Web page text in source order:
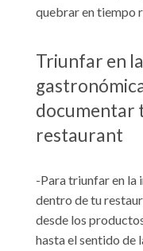
quebrar en tiempo
Triunfar en
documentar
restaurant
-Para triunfar en la
dentro de tu
desde los
hasta el sentido de